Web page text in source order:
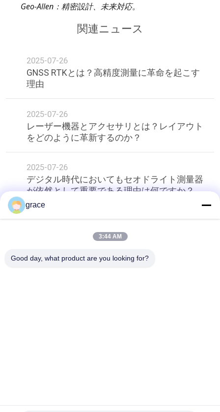
Geo-Allen：精密設計、未来対応。
関連ニュース
2025-07-26
GNSS RTKとは？高精度測量に革命を起こす
理由
2025-07-26
レーザー機器とアクセサリとは？レイアウト
をどのように革新するのか？
2025-07-26
デジタル時代においてもセオドライト測量器
が依然として重要である理由は何ですか？
トップ
grace
3:44 AM
Good day, what product are you looking for?